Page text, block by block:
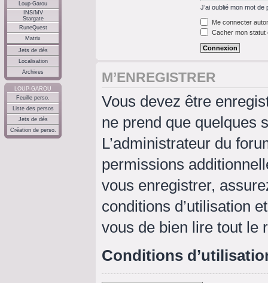
Loup-Garou
INS/MV
Stargate
RuneQuest
Matrix
Jets de dés
Localisation
Archives
LOUP-GAROU
Feuille perso.
Liste des persos
Jets de dés
Création de perso.
J’ai oublié mon mot de
Me connecter
Cacher mon statut
M’ENREGISTRER
Vous devez être
ne prend que quelques
L’administrateur du
permissions
vous enregistrer,
conditions d’utilisation
vous de bien lire tout le
Conditions